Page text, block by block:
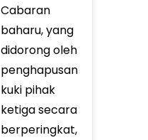
Cabaran
baharu, yang
didorong oleh
penghapusan
kuki pihak
ketiga secara
berperingkat,